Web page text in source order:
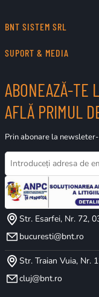
BNT SISTEM SRL
SUPORT & MEDIA
ABONEAZĂ-TE
AFLĂ PRIMUL
Prin abonare la
Str. Esarfei, Nr. 72,
bucuresti@bnt.ro
Str. Traian Vuia, Nr.
cluj@bnt.ro